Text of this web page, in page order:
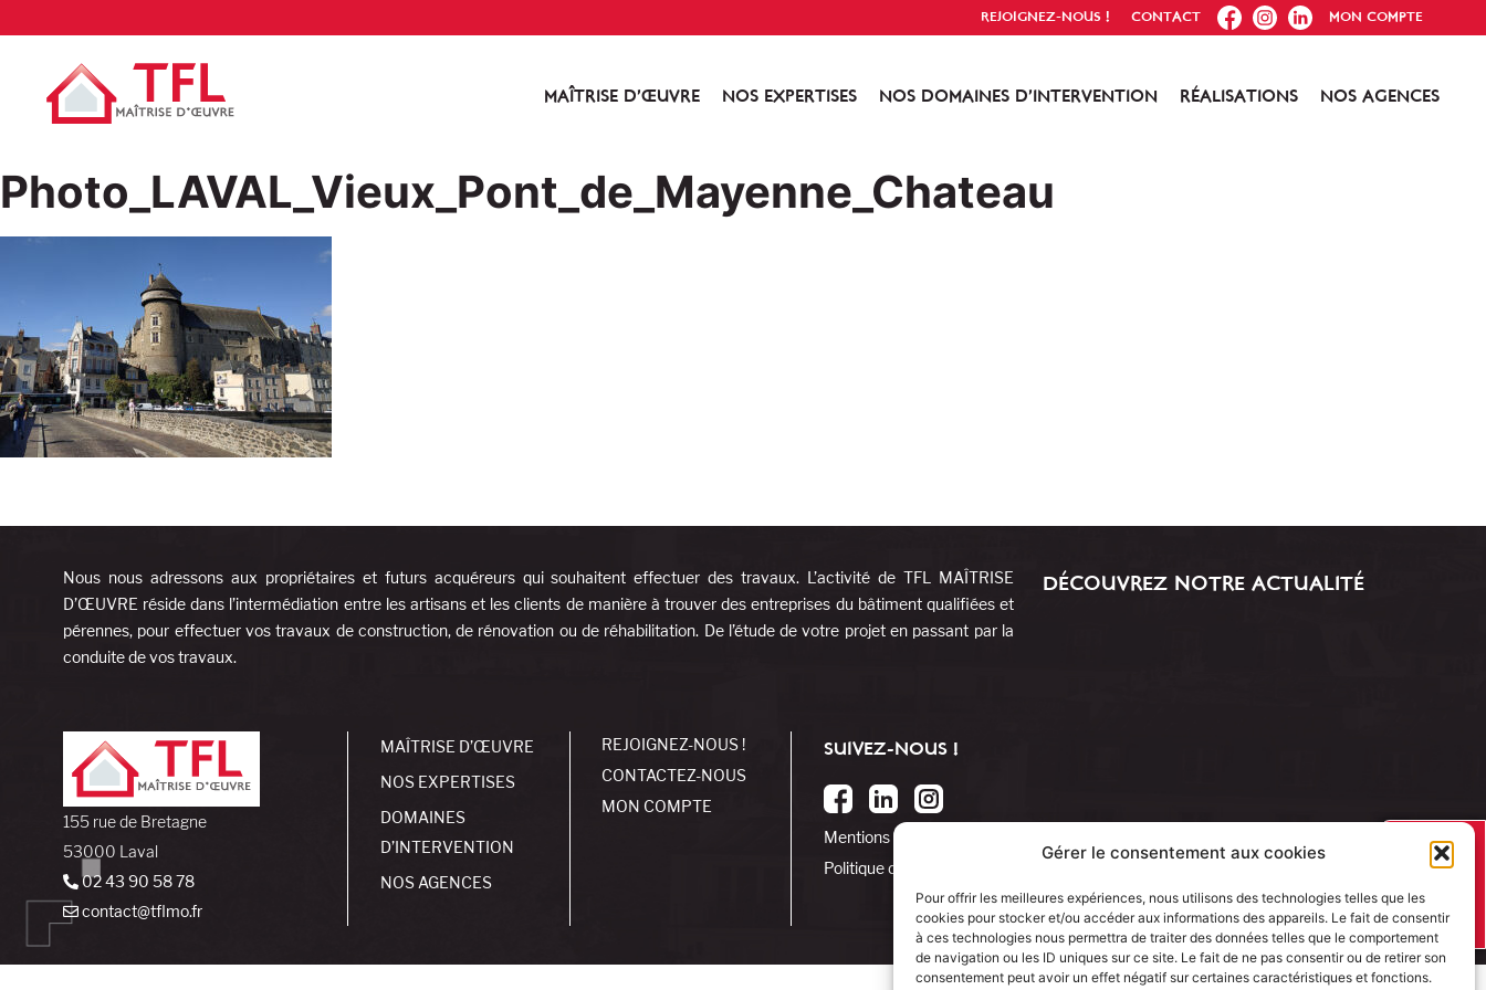
Gérer le consentement aux cookies
Pour offrir les meilleures expériences, nous utilisons des technologies telles que les
cookies pour stocker et/ou accéder aux informations des appareils. Le fait de consentir
à ces technologies nous permettra de traiter des données telles que le comportement
de navigation ou les ID uniques sur ce site. Le fait de ne pas consentir ou de retirer son
consentement peut avoir un effet négatif sur certaines caractéristiques et fonctions.
REJOIGNEZ-NOUS ! CONTACT FB IG IN MON COMPTE
MAÎTRISE D’ŒUVRE NOS EXPERTISES NOS DOMAINES D’INTERVENTION RÉALISATIONS NOS AGENCES
Photo_LAVAL_Vieux_Pont_de_Mayenne_Chateau
Nous nous adressons aux propriétaires et futurs acquéreurs qui souhaitent effectuer des travaux. L’activité de TFL MAÎTRISE
D’ŒUVRE réside dans l’intermédiation entre les artisans et les clients de manière à trouver des entreprises du bâtiment qualifiées et
pérennes, pour effectuer vos travaux de construction, de rénovation ou de réhabilitation. De l’étude de votre projet en passant par la
conduite de vos travaux.
155 rue de Bretagne
53000 Laval
02 43 90 58 78
contact@tflmo.fr
MAÎTRISE D’ŒUVRE
NOS EXPERTISES
DOMAINES
D’INTERVENTION
NOS AGENCES
REJOIGNEZ-NOUS !
CONTACTEZ-NOUS
MON COMPTE
SUIVEZ-NOUS !
Mentions légales
Politique de cookies
DÉCOUVREZ NOTRE ACTUALITÉ
J’AI UN
PROJET